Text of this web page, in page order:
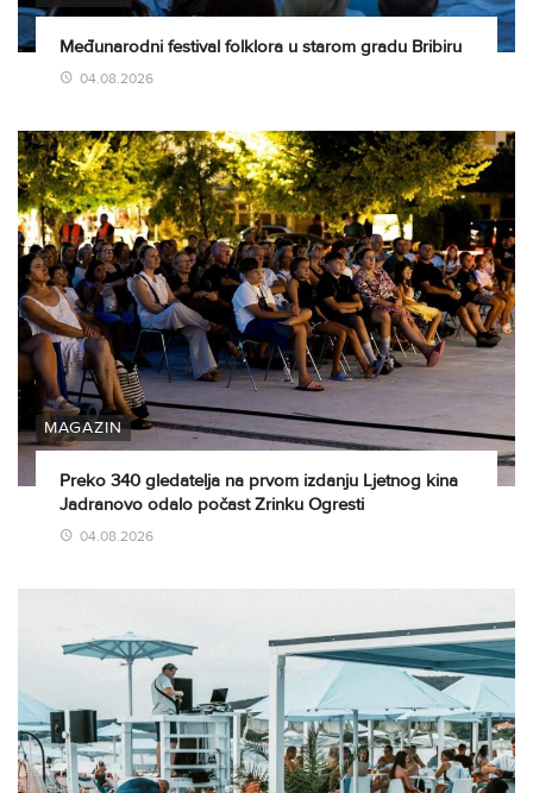
Međunarodni festival folklora u starom gradu Bribiru
04.08.2026
MAGAZIN
Preko 340 gledatelja na prvom izdanju Ljetnog kina
Jadranovo odalo počast Zrinku Ogresti
04.08.2026